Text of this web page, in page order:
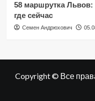
58 маршрутка Львов:
где сейчас
Семен Андрюхович
Copyright © Все